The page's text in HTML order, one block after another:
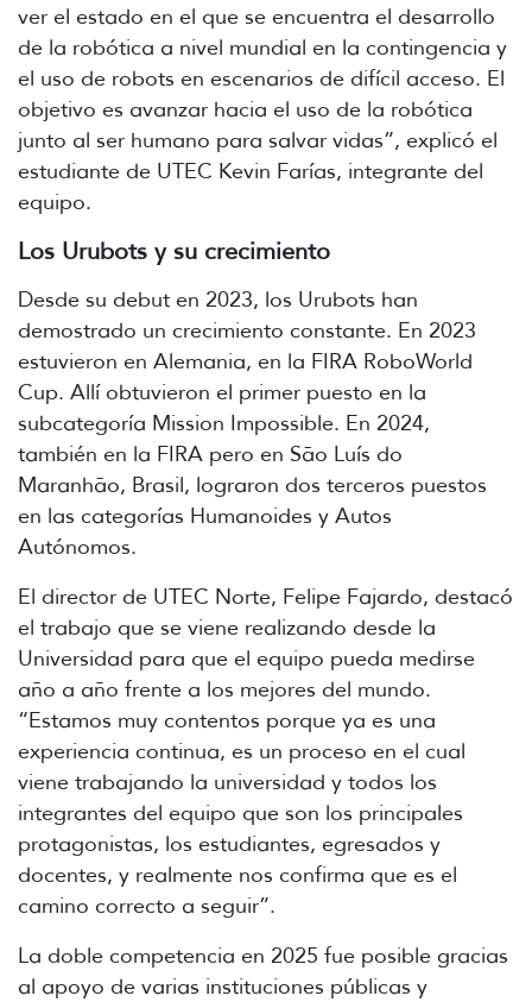
ver el estado en el que se encuentra el desarrollo
de la robótica a nivel mundial en la contingencia y
el uso de robots en escenarios de difícil acceso. El
objetivo es avanzar hacia el uso de la robótica
junto al ser humano para salvar vidas”, explicó el
estudiante de UTEC Kevin Farías, integrante del
equipo.
Los Urubots y su crecimiento
Desde su debut en 2023, los Urubots han
demostrado un crecimiento constante. En 2023
estuvieron en Alemania, en la FIRA RoboWorld
Cup. Allí obtuvieron el primer puesto en la
subcategoría Mission Impossible. En 2024,
también en la FIRA pero en São Luís do
Maranhão, Brasil, lograron dos terceros puestos
en las categorías Humanoides y Autos
Autónomos.
El director de UTEC Norte, Felipe Fajardo, destacó
el trabajo que se viene realizando desde la
Universidad para que el equipo pueda medirse
año a año frente a los mejores del mundo.
“Estamos muy contentos porque ya es una
experiencia continua, es un proceso en el cual
viene trabajando la universidad y todos los
integrantes del equipo que son los principales
protagonistas, los estudiantes, egresados y
docentes, y realmente nos confirma que es el
camino correcto a seguir”.
La doble competencia en 2025 fue posible gracias
al apoyo de varias instituciones públicas y